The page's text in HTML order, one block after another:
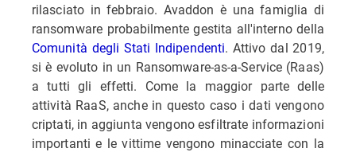
rilasciato in febbraio. Avaddon è una famiglia di
ransomware probabilmente gestita all'interno della
Comunità degli Stati Indipendenti. Attivo dal 2019,
si è evoluto in un Ransomware-as-a-Service (Raas)
a tutti gli effetti. Come la maggior parte delle
attività RaaS, anche in questo caso i dati vengono
criptati, in aggiunta vengono esfiltrate informazioni
importanti e le vittime vengono minacciate con la